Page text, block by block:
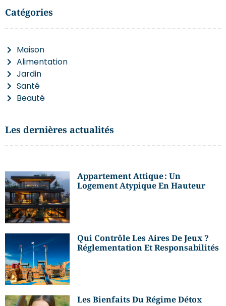
Catégories
Maison
Alimentation
Jardin
Santé
Beauté
Les dernières actualités
Appartement Attique : Un
Logement Atypique En Hauteur
Qui Contrôle Les Aires De Jeux ?
Réglementation Et Responsabilités
Les Bienfaits Du Régime Détox